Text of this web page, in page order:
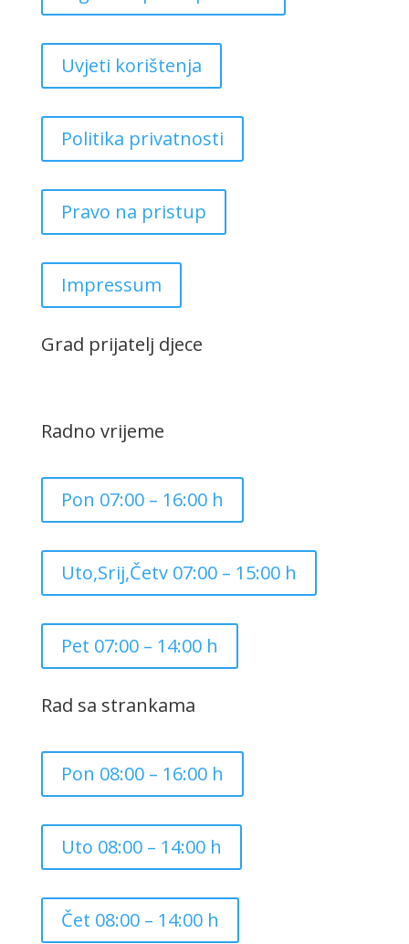
Uvjeti korištenja
Politika privatnosti
Pravo na pristup
Impressum
Grad prijatelj djece
Radno vrijeme
Pon 07:00 – 16:00 h
Uto,Srij,Četv 07:00 – 15:00 h
Pet 07:00 – 14:00 h
Rad sa strankama
Pon 08:00 – 16:00 h
Uto 08:00 – 14:00 h
Čet 08:00 – 14:00 h